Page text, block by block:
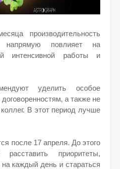
производительность
повлияет на
интенсивной работы и
уделить особое
а также не
В этот период лучше
после 17 апреля. До этого
приоритеты,
каждый день и стараться